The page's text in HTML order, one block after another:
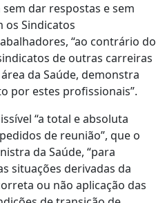
dar respostas e sem
os Sindicatos
“ao contrário do
de outras carreiras
da Saúde, demonstra
por estes profissionais”.
“a total e absoluta
de reunião”, que o
da Saúde, “para
situações derivadas da
ou não aplicação das